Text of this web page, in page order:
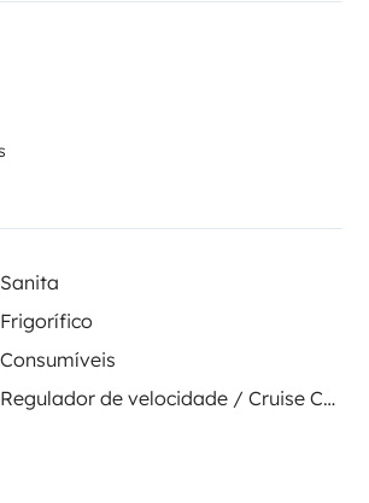
zu haben.
verbunden
Sanita
Frigorífico
Consumíveis
Regulador de velocidade / Cruise Control